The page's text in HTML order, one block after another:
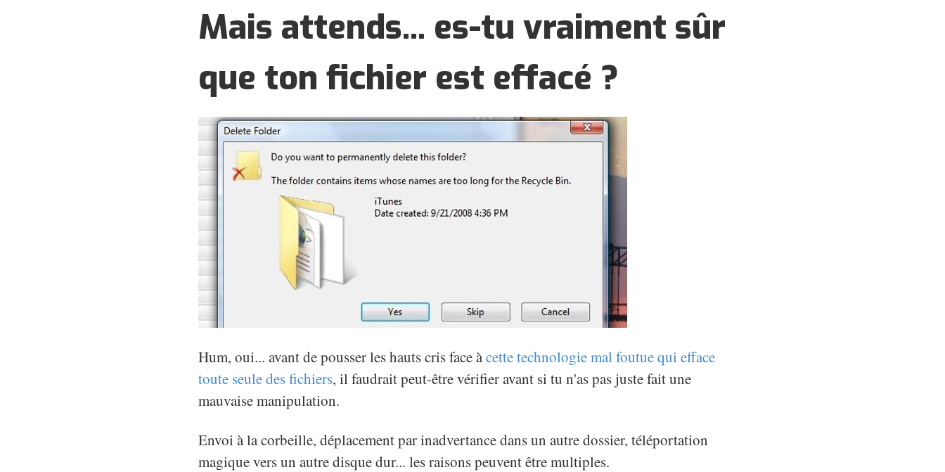
Mais attends... es-tu vraiment sûr
que ton fichier est effacé ?
Hum, oui... avant de pousser les hauts cris face àcette technologie mal foutue qui efface
toute seule des fichiers, il faudrait peut-être vérifier avant si tu n'as pas juste fait une
mauvaise manipulation.
Envoi à la corbeille, déplacement par inadvertance dans un autre dossier, téléportation
magique vers un autre disque dur... les raisons peuvent être multiples.